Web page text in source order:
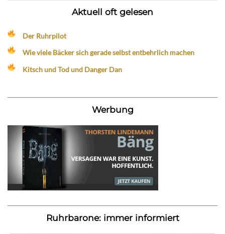
Aktuell oft gelesen
Der Ruhrpilot
Wie viele Bäcker sich gerade selbst entbehrlich machen
Kitsch und Tod und Danger Dan
Werbung
Ruhrbarone: immer informiert